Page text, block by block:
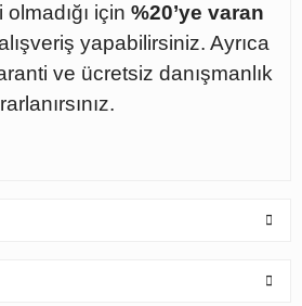
için %20’ye varan
yapabilirsiniz. Ayrıca
ve ücretsiz danışmanlık